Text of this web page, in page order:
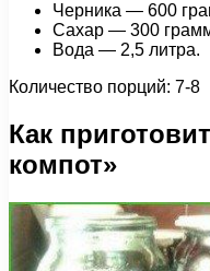
Черника — 600
Сахар — 300
Вода — 2,5 литра.
Количество порций: 7-8
Как
компот»